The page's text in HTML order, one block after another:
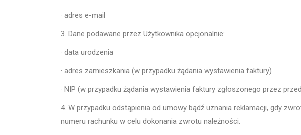
· adres e-mail
3. Dane podawane przez Użytkownika opcjonalnie:
· data urodzenia
· adres zamieszkania (w przypadku żądania wystawienia faktury)
· NIP (w przypadku żądania wystawienia faktury zgłoszonego przez
4. W przypadku odstąpienia od umowy bądź uznania reklamacji, gdy
numeru rachunku w celu dokonania zwrotu należności.